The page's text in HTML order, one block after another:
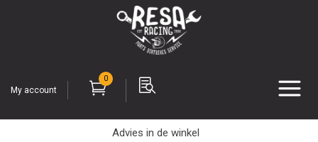
My account
0
Advies in de winkel